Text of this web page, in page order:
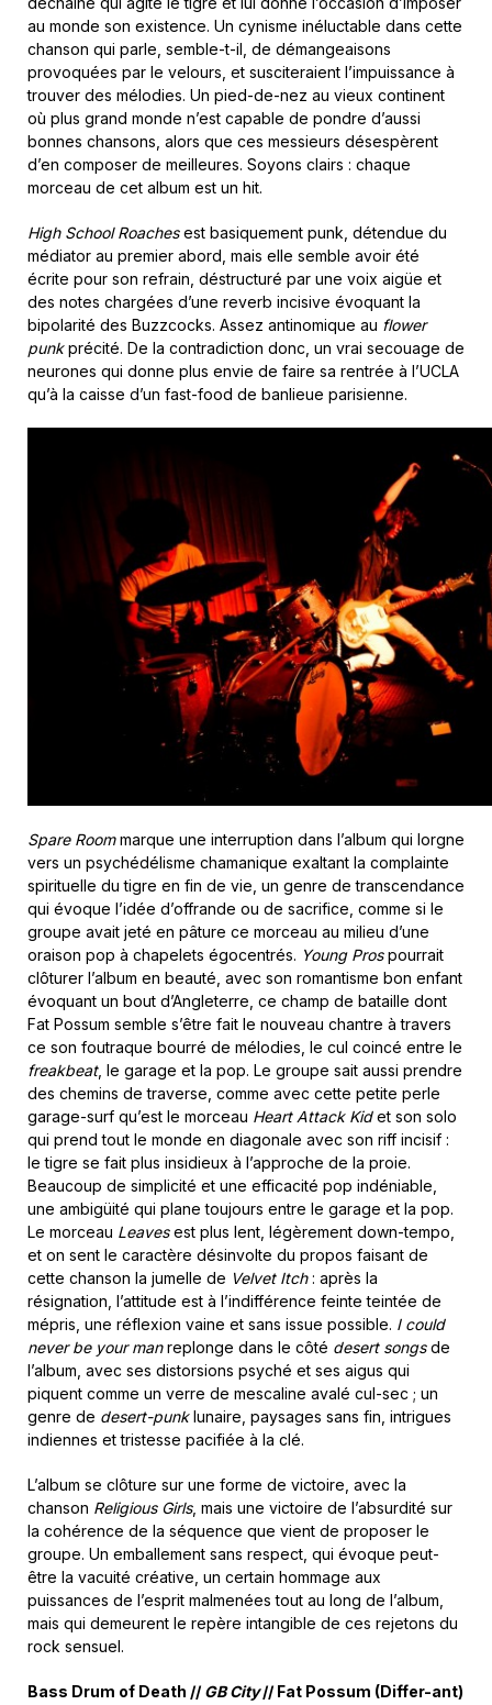
au monde son existence. Un cynisme inéluctable dans cette
chanson qui parle, semble-t-il, de démangeaisons
provoquées par le velours, et susciteraient l’impuissance à
trouver des mélodies. Un pied-de-nez au vieux continent
où plus grand monde n’est capable de pondre d’aussi
bonnes chansons, alors que ces messieurs désespèrent
d’en composer de meilleures. Soyons clairs : chaque
morceau de cet album est un hit.
High School Roachesest basiquement punk, détendue du
médiator au premier abord, mais elle semble avoir été
écrite pour son refrain, déstructuré par une voix aigüe et
des notes chargées d’une reverb incisive évoquant la
bipolarité des Buzzcocks. Assez antinomique au flower
punkprécité. De la contradiction donc, un vrai secouage de
neurones qui donne plus envie de faire sa rentrée à l’UCLA
qu’à la caisse d’un fast-food de banlieue parisienne.
Spare Roommarque une interruption dans l’album qui lorgne
vers un psychédélisme chamanique exaltant la complainte
spirituelle du tigre en fin de vie, un genre de transcendance
qui évoque l’idée d’offrande ou de sacrifice, comme si le
groupe avait jeté en pâture ce morceau au milieu d’une
oraison pop à chapelets égocentrés. Young Prospourrait
clôturer l’album en beauté, avec son romantisme bon enfant
évoquant un bout d’Angleterre, ce champ de bataille dont
Fat Possum semble s’être fait le nouveau chantre à travers
ce son foutraque bourré de mélodies, le cul coincé entre le
freakbeat, le garage et la pop. Le groupe sait aussi prendre
des chemins de traverse, comme avec cette petite perle
garage-surf qu’est le morceau Heart Attack Kidet son solo
qui prend tout le monde en diagonale avec son riff incisif :
le tigre se fait plus insidieux à l’approche de la proie.
Beaucoup de simplicité et une efficacité pop indéniable,
une ambigüité qui plane toujours entre le garage et la pop.
Le morceau Leavesest plus lent, légèrement down-tempo,
et on sent le caractère désinvolte du propos faisant de
cette chanson la jumelle de Velvet Itch: après la
résignation, l’attitude est à l’indifférence feinte teintée de
mépris, une réflexion vaine et sans issue possible. I could
never be your manreplonge dans le côté desert songsde
l’album, avec ses distorsions psyché et ses aigus qui
piquent comme un verre de mescaline avalé cul-sec ; un
genre de desert-punklunaire, paysages sans fin, intrigues
indiennes et tristesse pacifiée à la clé.
L’album se clôture sur une forme de victoire, avec la
chanson Religious Girls, mais une victoire de l’absurdité sur
la cohérence de la séquence que vient de proposer le
groupe. Un emballement sans respect, qui évoque peut-
être la vacuité créative, un certain hommage aux
puissances de l’esprit malmenées tout au long de l’album,
mais qui demeurent le repère intangible de ces rejetons du
rock sensuel.
Bass Drum of Death // GB City// Fat Possum (Differ-ant)